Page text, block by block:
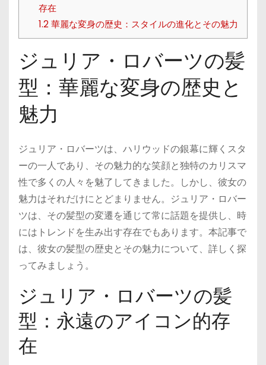
存在
1.2華麗な変身の歴史：スタイルの進化とその魅力
ジュリア・ロバーツの髪
型：華麗な変身の歴史と
魅力
ジュリア・ロバーツは、ハリウッドの銀幕に輝くスタ
ーの一人であり、その魅力的な笑顔と独特のカリスマ
性で多くの人々を魅了してきました。しかし、彼女の
魅力はそれだけにとどまりません。ジュリア・ロバー
ツは、その髪型の変遷を通じて常に話題を提供し、時
にはトレンドを生み出す存在でもあります。本記事で
は、彼女の髪型の歴史とその魅力について、詳しく探
ってみましょう。
ジュリア・ロバーツの髪
型：永遠のアイコン的存
在